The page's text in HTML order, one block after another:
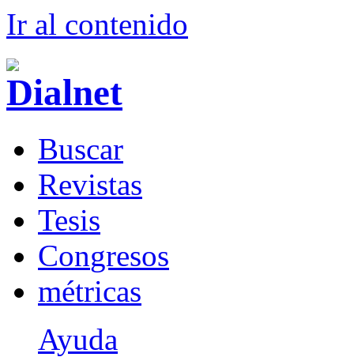
Ir al contenido
Buscar
Revistas
Tesis
Congresos
métricas
Ayuda